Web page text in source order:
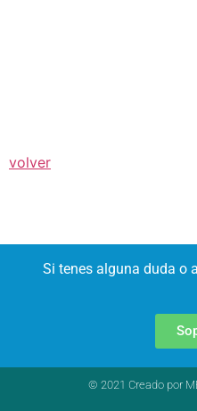
volver
Si tenes alguna duda o
© 2021 Creado por